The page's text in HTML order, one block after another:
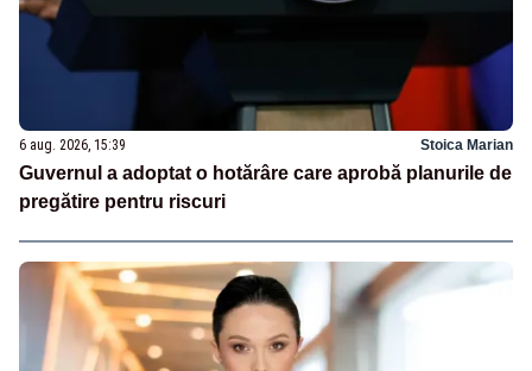
6 aug. 2026, 15:39 Stoica Marian
Guvernul a adoptat o hotărâre care aprobă planurile de
pregătire pentru riscuri